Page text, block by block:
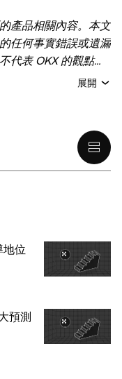
產品相關內容。本文
任何事實錯誤或遺漏
代表 OKX 的觀點。
限於：(i) 投資建議
波動，甚至變得毫無
慮交易或持有數字資
，請諮詢您的法律/
管我們在準備這些
措施，但對於此處表
以使用本文 100 字
業性的。整篇文章的
版權所有 © 2025
引用文章名稱並包含
適用)]，© 2025
工具生成或輔助生
用途。
展開
地位
預測